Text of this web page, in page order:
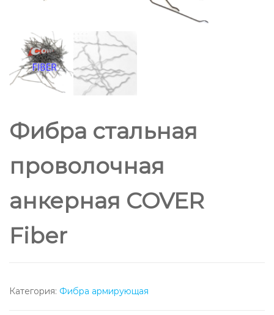
Фибра стальная
проволочная
анкерная COVER
Fiber
Категория: Фибра армирующая